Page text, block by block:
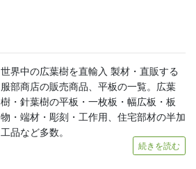
世界中の広葉樹を直輸入 製材・直販する
服部商店の販売商品、平板の一覧。広葉
樹・針葉樹の平板・一枚板・幅広板・板
物・端材・彫刻・工作用、住宅部材の半加
工品など多数。
続きを読む